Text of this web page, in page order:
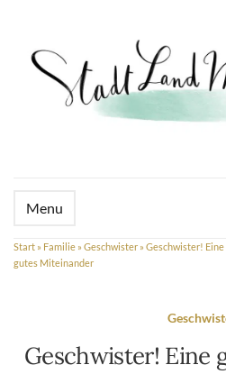
Menu
Start » Familie » Geschwister » Geschwister! Eine
gutes Miteinander
Geschwister! Eine